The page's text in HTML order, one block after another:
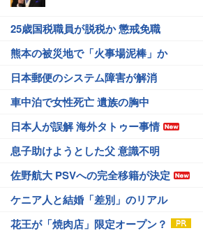
25歳国税職員が脱税か 懲戒免職
熊本の被災地で「火事場泥棒」か
日本郵便のシステム障害が解消
車中泊で女性死亡 遺族の胸中
日本人が誤解 海外タトゥー事情
息子助けようとした父 意識不明
佐野航大 PSVへの完全移籍が決定
ケニア人と結婚「差別」のリアル
花王が「焼肉店」限定オープン？